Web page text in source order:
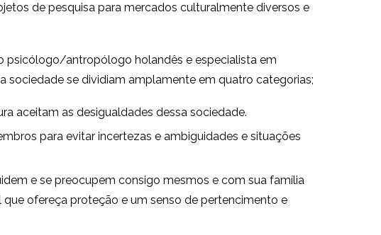
de pesquisa para mercados culturalmente diversos e
psicólogo/antropólogo holandês e especialista em
sociedade se dividiam amplamente em quatro categorias;
aceitam as desigualdades dessa sociedade.
para evitar incertezas e ambiguidades e situações
e se preocupem consigo mesmos e com sua família
ofereça proteção e um senso de pertencimento e